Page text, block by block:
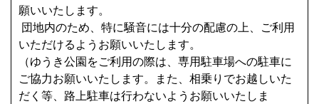
願いいたします。
団地内のため、特に騒音には十分の配慮の上、ご利用
いただけるようお願いいたします。
（ゆうき公園をご利用の際は、専用駐車場への駐車に
ご協力お願いいたします。また、相乗りでお越しいた
だく等、路上駐車は行わないようお願いいたしま